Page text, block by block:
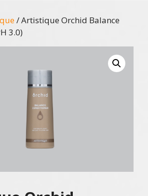
/ Artistique Orchid Balance
3.0)